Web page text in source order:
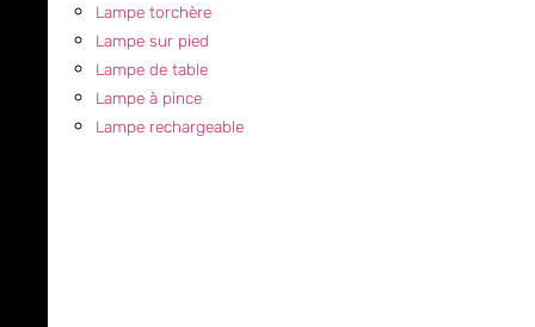
Lampe torchère
Lampe sur pied
Lampe de table
Lampe à pince
Lampe rechargeable